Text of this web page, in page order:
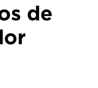
de